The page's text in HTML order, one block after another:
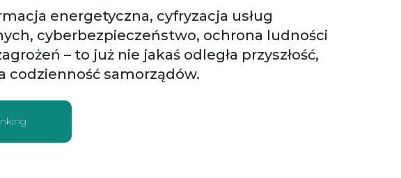
energetyczna, cyfryzacja usług
cyberbezpieczeństwo, ochrona ludności
– to już nie jakaś odległa przyszłość,
codzienność samorządów.